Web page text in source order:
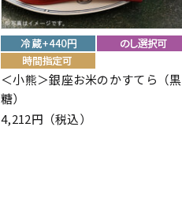
＜小熊＞銀座お米のかすてら（黒
糖）
4,212円（税込）